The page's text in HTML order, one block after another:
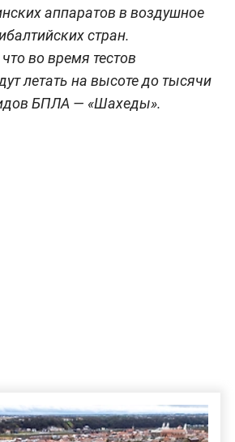
аппаратов в воздушное
стран.
во время тестов
летать на высоте до тысячи
БПЛА — «Шахеды».